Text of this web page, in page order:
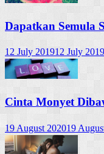
Dapatkan Semula
12 July 201912 July 2019
Cinta Monyet
19 August 202019